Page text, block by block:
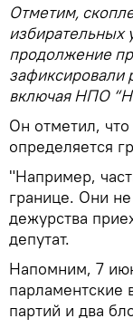
Отметим,
избирательных
продолжение
зафиксировали
включая НПО
Он отметил,
определяется
"Например,
границе. Они
дежурства
депутат.
Напомним, 7
парламентские
партий и два